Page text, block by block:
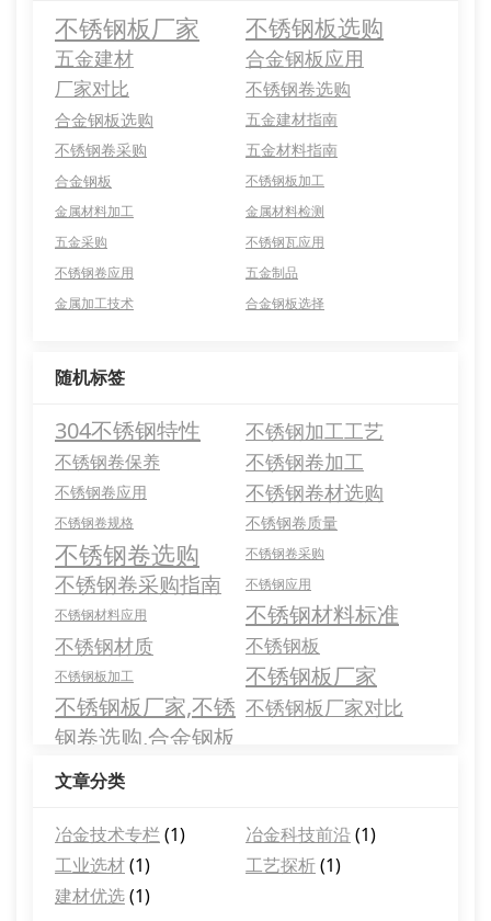
不锈钢板厂家 不锈钢板选购
五金建材 合金钢板应用
厂家对比 不锈钢卷选购
合金钢板选购
五金建材指南
不锈钢卷采购
五金材料指南
合金钢板
不锈钢板加工
金属材料加工
金属材料检测
五金采购
不锈钢瓦应用
不锈钢卷应用
五金制品
金属加工技术
合金钢板选择
随机标签
304不锈钢特性 不锈钢加工工艺
不锈钢卷保养 不锈钢卷加工
不锈钢卷应用 不锈钢卷材选购
不锈钢卷规格 不锈钢卷质量
不锈钢卷选购 不锈钢卷采购
不锈钢卷采购指南
不锈钢应用
不锈钢材料应用
不锈钢材料标准
不锈钢材质 不锈钢板
不锈钢板加工
不锈钢板厂家
不锈钢板厂家,不锈
钢卷选购,合金钢板
应用
不锈钢板厂家对比
文章分类
冶金技术专栏 (1) 冶金科技前沿 (1)
工业选材(1) 工艺探析(1)
建材优选(1)